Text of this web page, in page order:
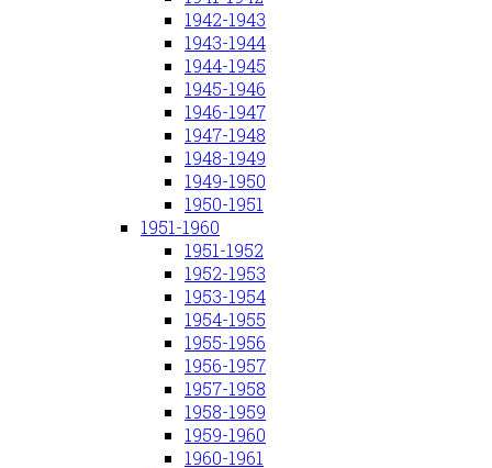
1942-1943
1943-1944
1944-1945
1945-1946
1946-1947
1947-1948
1948-1949
1949-1950
1950-1951
1951-1960
1951-1952
1952-1953
1953-1954
1954-1955
1955-1956
1956-1957
1957-1958
1958-1959
1959-1960
1960-1961